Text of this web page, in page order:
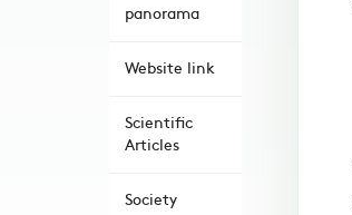
panorama
Website link
Scientific
Articles
Society